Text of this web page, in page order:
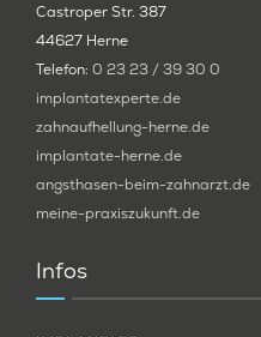
Castroper Str. 387
44627 Herne
Telefon: 0 23 23 / 39 30 0
implantatexperte.de
zahnaufhellung-herne.de
implantate-herne.de
angsthasen-beim-zahnarzt.de
meine-praxiszukunft.de
Infos